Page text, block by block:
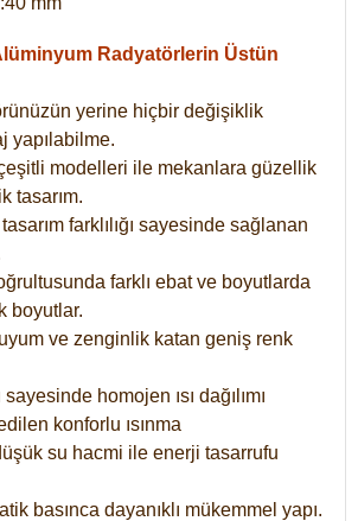
Radyatörlerin Üstün
yerine hiçbir değişiklik
yapılabilme.
modelleri ile mekanlara güzellik
tasarım.
farklılığı sayesinde sağlanan
farklı ebat ve boyutlarda
boyutlar.
ve zenginlik katan geniş renk
homojen ısı dağılımı
konforlu ısınma
su hacmi ile enerji tasarrufu
basınca dayanıklı mükemmel yapı.